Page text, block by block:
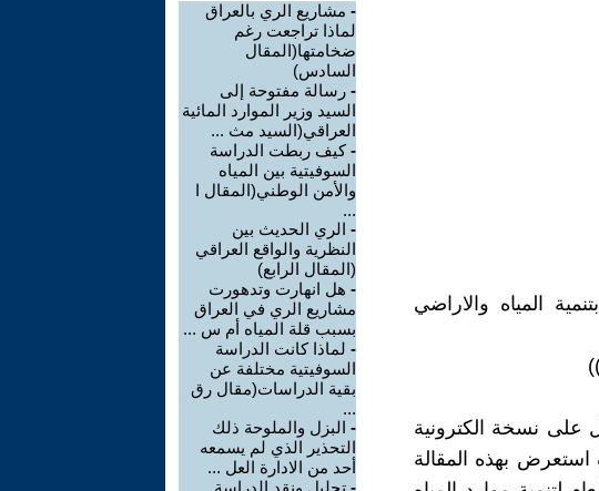
المياه والاراضي
على نسخة الكترونية
بهذه المقالة
- مشاريع الري بالعراق
لماذا تراجعت رغم
ضخامتها(المقال
السادس)
- رسالة مفتوحة إلى
السيد وزير الموارد المائية
العراقي(السيد مث ...
-كيف ربطت الدراسة
السوفيتية بين المياه
والأمن الوطني(المقال ا
...
- الري الحديث بين
النظرية والواقع العراقي
(المقال الرابع)
- هل انهارت وتدهورت
مشاريع الري في العراق
بسبب قلة المياه أم س ...
- لماذا كانت الدراسة
السوفيتية مختلفة عن
بقية الدراسات(مقال رق
...
- البزل والملوحة ذلك
التحذير الذي لم يسمعه
أحد من الادارة العل ...
- تحليل ونقد الدراسة